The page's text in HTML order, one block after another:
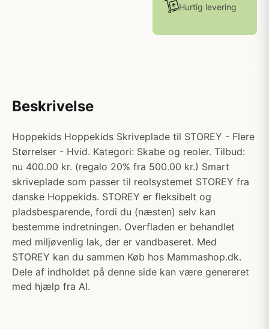
Hurtig levering
Beskrivelse
Hoppekids Hoppekids Skriveplade til STOREY - Flere
Størrelser - Hvid. Kategori: Skabe og reoler. Tilbud:
nu 400.00 kr. (regalo 20% fra 500.00 kr.) Smart
skriveplade som passer til reolsystemet STOREY fra
danske Hoppekids. STOREY er fleksibelt og
pladsbesparende, fordi du (næsten) selv kan
bestemme indretningen. Overfladen er behandlet
med miljøvenlig lak, der er vandbaseret. Med
STOREY kan du sammen Køb hos Mammashop.dk.
Dele af indholdet på denne side kan være genereret
med hjælp fra AI.